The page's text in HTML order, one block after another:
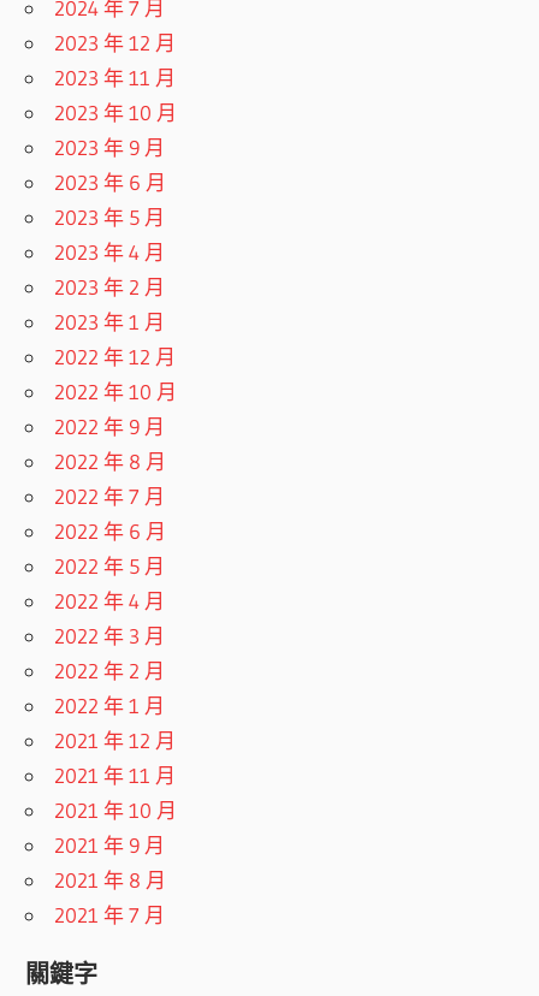
2024 年 7 月
2023 年 12 月
2023 年 11 月
2023 年 10 月
2023 年 9 月
2023 年 6 月
2023 年 5 月
2023 年 4 月
2023 年 2 月
2023 年 1 月
2022 年 12 月
2022 年 10 月
2022 年 9 月
2022 年 8 月
2022 年 7 月
2022 年 6 月
2022 年 5 月
2022 年 4 月
2022 年 3 月
2022 年 2 月
2022 年 1 月
2021 年 12 月
2021 年 11 月
2021 年 10 月
2021 年 9 月
2021 年 8 月
2021 年 7 月
關鍵字